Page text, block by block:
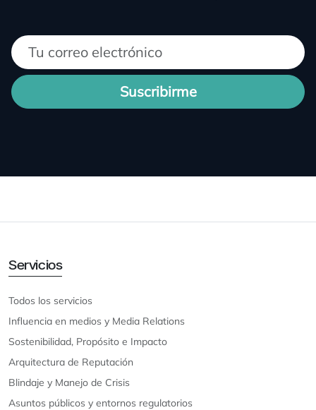
Suscribirme
Servicios
Todos los servicios
Influencia en medios y Media Relations
Sostenibilidad, Propósito e Impacto
Arquitectura de Reputación
Blindaje y Manejo de Crisis
Asuntos públicos y entornos regulatorios